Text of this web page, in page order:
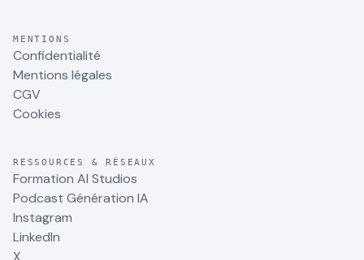
MENTIONS
Confidentialité
Mentions légales
CGV
Cookies
RESSOURCES & RÉSEAUX
Formation AI Studios
Podcast Génération IA
Instagram
LinkedIn
X